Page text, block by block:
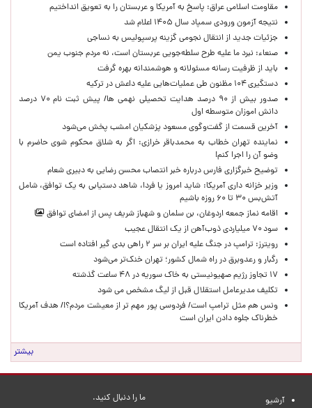
مقاومت اسلامی عراق: پاسخ به آمریکا و عربستان را به تعویق انداختیم
نتیجه آزمون ورودی سمپاد سال ۱۴۰۵ اعلام شد
جزئیات جدید از انتقال نجومی گزینه پرسپولیس به نساجی
صنعاء: نبرد ما علیه طرح سلطه‌جویی عربستان است، نه مردم جنوب یمن
باید از ظرفیت رسانه مسئولانه و هوشمندانه بهره گرفت
دستگیری ۱۰۴ مظنون طی عملیات‌هایی علیه داعش در ترکیه
صدور بیش از ۹۰ درصد هدایت تحصیلی نهمی ها/ پیش ثبت نام ۷۰ درصد
دانش اموزان متوسطه اول
آخرین قسمت از گفت‌وگوی مسعود پزشکیان امشب پخش می‌شود
نماینده تهران خطاب به محمدباقر خرازی: اگر به شلاق محکوم شوی حاضرم با
وضو آن را اجرا کنم!
توضیح خبرگزاری فارس درباره خبر انتصاب محسن رضایی به دبیری شعام
وزیر خزانه داری آمریکا: شاید امروز یا فردا، شاهد دستیابی به یک توافق، شامل
آتش‌بس ۳۰ تا ۶۰ روزه باشیم
اقامه نماز جمعه اردوغان، بن ‌سلمان و شهباز شریف پس از امضای توافق
سود ۷۰ میلیاردی ذوب‌آهن از یک انتقال عجیب
رویترز: ترامپ در جنگ علیه ایران بر سر ۲ راهی بدی گیر افتاده است
رگبار و رعدوبرق در راه شمال کشور؛ تهران خنک‌تر می‌شود
۱۷ تجاوز رژیم صهیونیستی به خاک سوریه در ۴۸ ساعت گذشته
تکلیف مدیرعامل استقلال قبل از لیگ مشخص می شود
ونس هم مثل ترامپ است/ فردوسی پور مهم تر از معیشت مردم؟!/ هدف آمریکا
خطرناک جلوه دادن ایران است
بیشتر
آرشیو ما را دنبال کنید.